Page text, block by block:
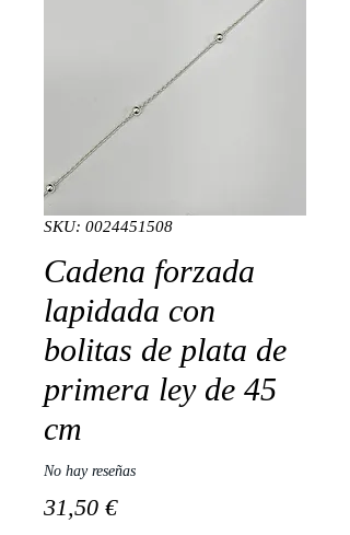
SKU: 0024451508
Cadena forzada
lapidada con
bolitas de plata de
primera ley de 45
cm
No hay reseñas
31,50 €Precio